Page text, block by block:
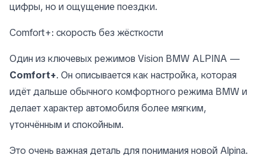
цифры, но и ощущение поездки.
Comfort+: скорость без жёсткости
Один из ключевых режимов Vision BMW ALPINA —
Comfort+. Он описывается как настройка, которая
идёт дальше обычного комфортного режима BMW и
делает характер автомобиля более мягким,
утончённым и спокойным.
Это очень важная деталь для понимания новой Alpina.